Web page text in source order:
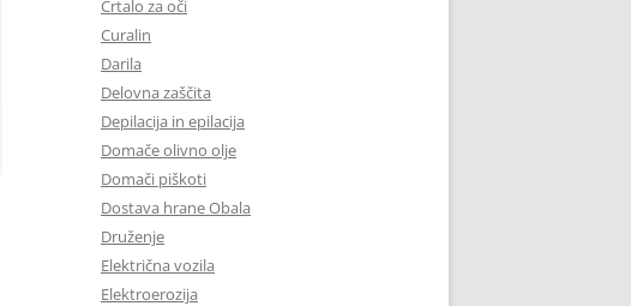
Črtalo za oči
Curalin
Darila
Delovna zaščita
Depilacija in epilacija
Domače olivno olje
Domači piškoti
Dostava hrane Obala
Druženje
Električna vozila
Elektroerozija